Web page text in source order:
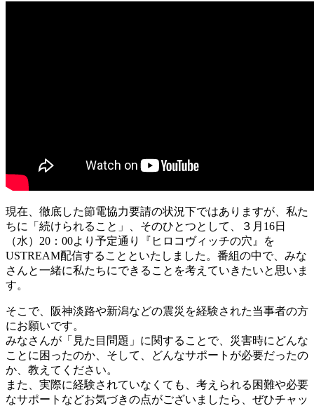
現在、徹底した節電協力要請の状況下ではありますが、私た
ちに「続けられること」、そのひとつとして、３月16日
（水）20：00より予定通り『ヒロコヴィッチの穴』を
USTREAM配信することといたしました。番組の中で、みな
さんと一緒に私たちにできることを考えていきたいと思いま
す。
そこで、阪神淡路や新潟などの震災を経験された当事者の方
にお願いです。
みなさんが「見た目問題」に関することで、災害時にどんな
ことに困ったのか、そして、どんなサポートが必要だったの
か、教えてください。
また、実際に経験されていなくても、考えられる困難や必要
なサポートなどお気づきの点がございましたら、ぜひチャッ